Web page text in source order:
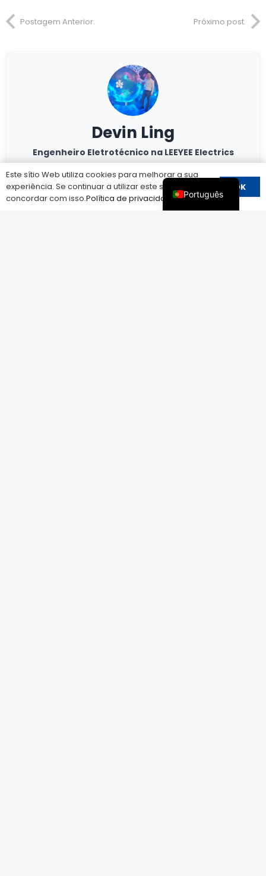
Postagem Anterior. Próximo post.
Devin Ling
Engenheiro Eletrotécnico na LEEYEE Electrics
sobretensões
Especializado em IEC 61643 / UL 1449
Experiência em sistemas solares fotovoltaicos e
Este sítio Web utiliza cookies para melhorar a sua
experiência. Se continuar a utilizar este sítio, está a
concordar com isso.Política de privacidade
OK
Português